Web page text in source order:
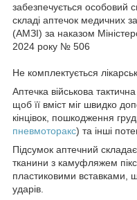
забезпечується особовий
складі аптечок медичних
(АМЗІ) за наказом
2024 року № 506
Не комплектується
Аптечка військова
щоб її вміст міг швидко
кінцівок, пошкодження
пневмоторакс) та інші
Підсумок аптечний
тканини з камуфляжем
пластиковими вставками,
ударів.